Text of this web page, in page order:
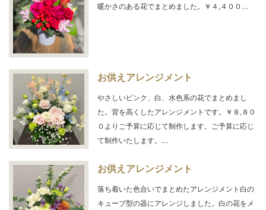
暖かさのある花でまとめました。￥４,４００…
お供えアレンジメント
やさしいピンク、白、水色系の花でまとめまし
た。背を高くしたアレンジメントです。￥８,８０
０よりご予算に応じて制作します。ご予算に応じ
て制作いたします。…
お供えアレンジメント
落ち着いた色合いでまとめたアレンジメント白の
キューブ型の器にアレンジしました。白の花をメ